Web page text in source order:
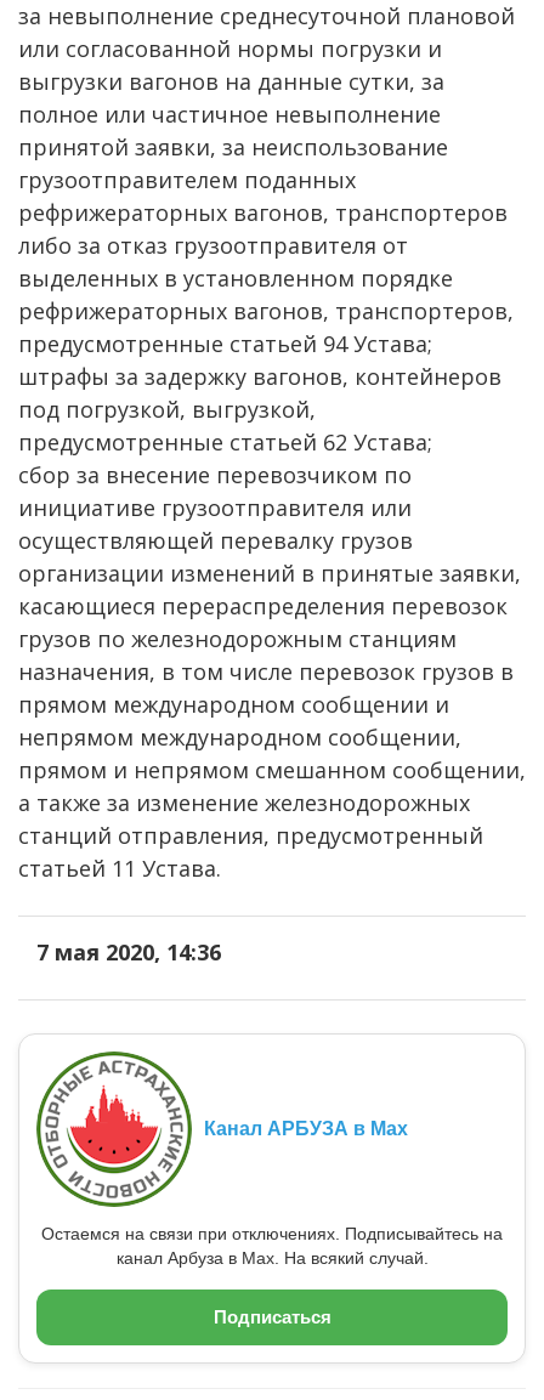
за невыполнение среднесуточной плановой
или согласованной нормы погрузки и
выгрузки вагонов на данные сутки, за
полное или частичное невыполнение
принятой заявки, за неиспользование
грузоотправителем поданных
рефрижераторных вагонов, транспортеров
либо за отказ грузоотправителя от
выделенных в установленном порядке
рефрижераторных вагонов, транспортеров,
предусмотренные статьей 94 Устава;
штрафы за задержку вагонов, контейнеров
под погрузкой, выгрузкой,
предусмотренные статьей 62 Устава;
сбор за внесение перевозчиком по
инициативе грузоотправителя или
осуществляющей перевалку грузов
организации изменений в принятые заявки,
касающиеся перераспределения перевозок
грузов по железнодорожным станциям
назначения, в том числе перевозок грузов в
прямом международном сообщении и
непрямом международном сообщении,
прямом и непрямом смешанном сообщении,
а также за изменение железнодорожных
станций отправления, предусмотренный
статьей 11 Устава.
7 мая 2020, 14:36
Канал АРБУЗА в Max
Остаемся на связи при отключениях. Подписывайтесь на
канал Арбуза в Max. На всякий случай.
Подписаться